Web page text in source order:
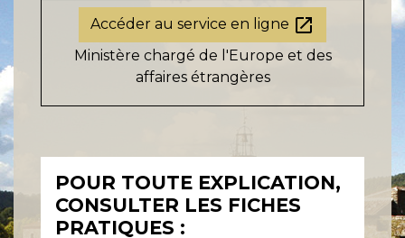
Accéder au service en ligne open_in_new
Ministère chargé de l'Europe et des
affaires étrangères
POUR TOUTE EXPLICATION,
CONSULTER LES FICHES
PRATIQUES :